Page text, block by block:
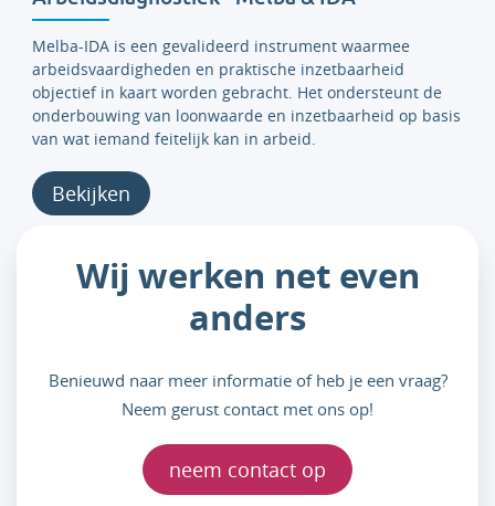
Melba-IDA is een gevalideerd instrument waarmee
arbeidsvaardigheden en praktische inzetbaarheid
objectief in kaart worden gebracht. Het ondersteunt de
onderbouwing van loonwaarde en inzetbaarheid op basis
van wat iemand feitelijk kan in arbeid.
Bekijken
Wij werken net even
anders
Benieuwd naar meer informatie of heb je een vraag?
Neem gerust contact met ons op!
neem contact op